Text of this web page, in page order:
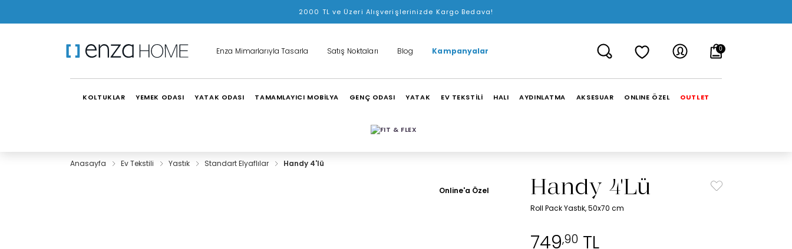
2000 TL ve Üzeri Alışverişlerinizde Kargo Bedava!
Enza Mimarlarıyla Tasarla Satış Noktaları Blog Kampanyalar 0
KOLTUKLAR YEMEK ODASI YATAK ODASI TAMAMLAYICI MOBİLYA GENÇ ODASI YATAK EV TEKSTİLİ HALI AYDINLATMA AKSESUAR ONLINE ÖZEL OUTLET
Anasayfa Ev Tekstili Yastık Standart Elyaflılar Handy 4'lü
Online'a Özel Handy 4'Lü
Roll Pack Yastık, 50x70 cm
749,90TL